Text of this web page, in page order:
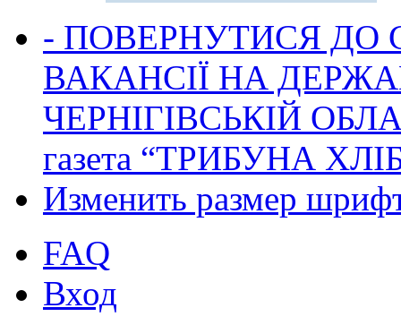
- ПОВЕРНУТИСЯ ДО
ВАКАНСІЇ НА
ЧЕРНІГІВСЬКІЙ
газета “ТРИБУНА
Изменить размер
FAQ
Вход